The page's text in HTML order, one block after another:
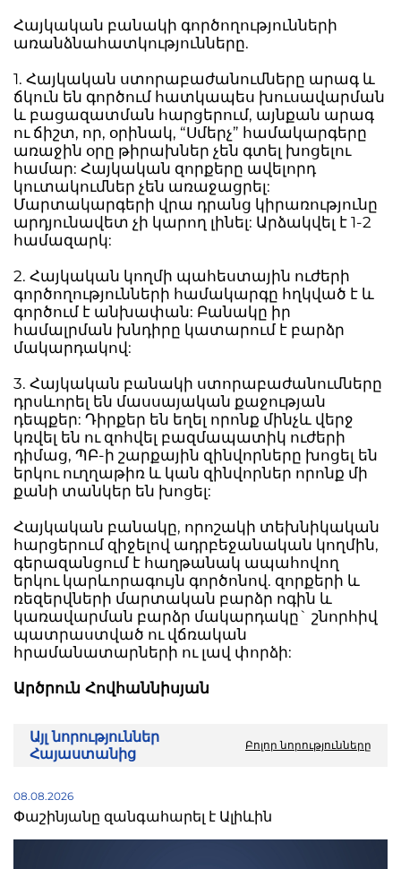
Հայկական բանակի գործողությունների
առանձնահատկությունները.
1. Հայկական ստորաբաժանումները արագ և
ճկուն են գործում հատկապես խուսավարման
և բացազատման հարցերում, այնքան արագ
ու ճիշտ, որ, օրինակ, “Սմերչ” համակարգերը
առաջին օրը թիրախներ չեն գտել խոցելու
համար: Հայկական զորքերը ավելորդ
կուտակումներ չեն առաջացրել:
Մարտակարգերի վրա դրանց կիրառությունը
արդյունավետ չի կարող լինել: Արձակվել է 1-2
համազարկ:
2. Հայկական կողմի պահեստային ուժերի
գործողությունների համակարգը հղկված է և
գործում է անխափան: Բանակը իր
համալրման խնդիրը կատարում է բարձր
մակարդակով:
3. Հայկական բանակի ստորաբաժանումները
դրսևորել են մասսայական քաջության
դեպքեր: Դիրքեր են եղել որոնք մինչև վերջ
կռվել են ու զոհվել բազմապատիկ ուժերի
դիմաց, ՊԲ-ի շարքային զինվորները խոցել են
երկու ուղղաթիռ և կան զինվորներ որոնք մի
քանի տանկեր են խոցել:
Հայկական բանակը, որոշակի տեխնիկական
հարցերում զիջելով ադրբեջանական կողմին,
գերազանցում է հաղթանակ ապահովող
երկու կարևորագույն գործոնով. զորքերի և
ռեզերվների մարտական բարձր ոգին և
կառավարման բարձր մակարդակը` շնորհիվ
պատրաստված ու վճռական
հրամանատարների ու լավ փորձի:
Արծրուն Հովհաննիսյան
Այլ նորություններ
Հայաստանից
Բոլոր նորությունները
08.08.2026
Փաշինյանը զանգահարել է Ալիևին